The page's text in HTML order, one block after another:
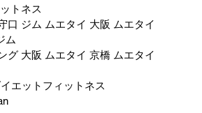
トネス
口 ジム ムエタイ 大阪 ムエタイ
ム
グ 大阪 ムエタイ 京橋 ムエタイ
エットフィットネス